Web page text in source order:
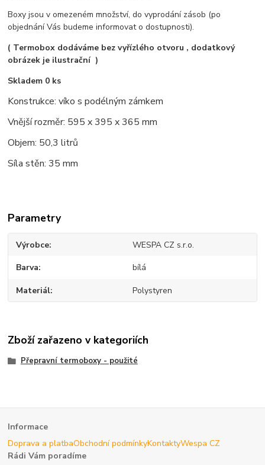
Boxy jsou v omezeném množství, do vyprodání zásob (po
objednání Vás budeme informovat o dostupnosti).
( Termobox dodáváme bez vyřízlého otvoru , dodatkový
obrázek je ilustrační )
Skladem 0 ks
Konstrukce: víko s podélným zámkem
Vnější rozměr: 595 x 395 x 365 mm
Objem: 50,3 litrů
Síla stěn: 35 mm
Parametry
Výrobce WESPA CZ s.r.o.
Barva bílá
Materiál Polystyren
Zboží zařazeno v kategoriích
Přepravní termoboxy - použité
Informace
Doprava a platbaObchodní podmínkyKontaktyWespa CZ
Rádi Vám poradíme